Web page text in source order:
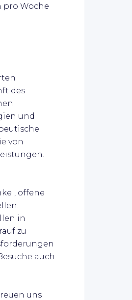
pro Woche
des
und
von
offene
in
zu
auch
uns